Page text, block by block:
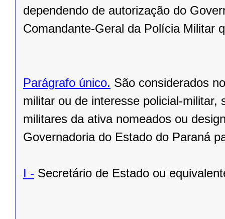
dependendo de autorização do
Comandante-Geral da Polícia Militar
Parágrafo único. São considerados
militar ou de interesse policial-
militares da ativa nomeados ou
Governadoria do Estado do Paraná
I - Secretário de Estado ou